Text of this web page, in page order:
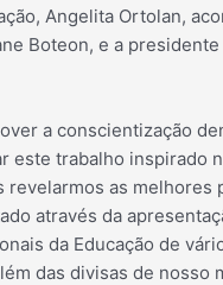
Angelita Ortolan,
Boteon, e a
a conscientização
este trabalho inspirado
revelarmos as
através da
da Educação de
das divisas de